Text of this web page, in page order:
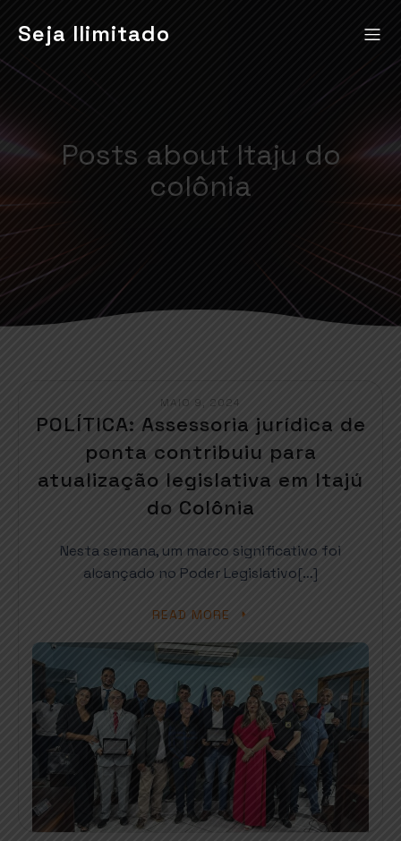
Seja Ilimitado
Posts about Itaju do
colônia
MAIO 9, 2024
POLÍTICA: Assessoria jurídica de
ponta contribuiu para
atualização legislativa em Itajú
do Colônia
Nesta semana, um marco significativo foi
alcançado no Poder Legislativo[…]
READ MORE